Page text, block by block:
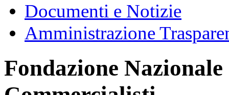
Documenti e Notizie
Amministrazione
Fondazione